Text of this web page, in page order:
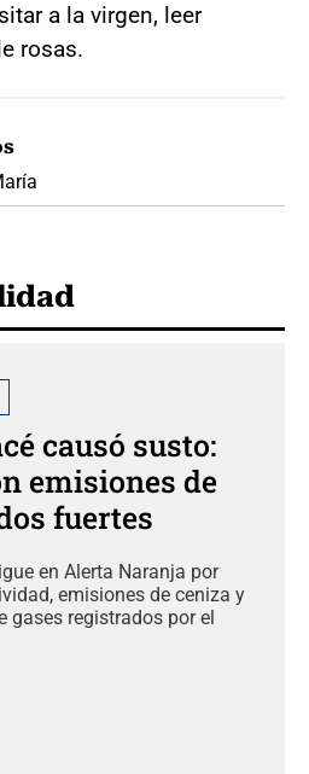
a la virgen, leer
rosas.
causó susto:
emisiones de
fuertes
en Alerta Naranja por
emisiones de ceniza y
gases registrados por el